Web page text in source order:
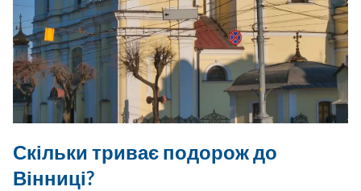
Скільки триває подорож до
Вінниці?